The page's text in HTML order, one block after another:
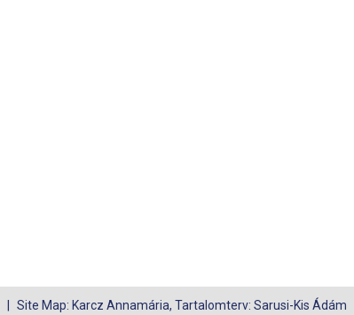
Site Map: Karcz Annamária, Tartalomterv: Sarusi-Kis Ádám